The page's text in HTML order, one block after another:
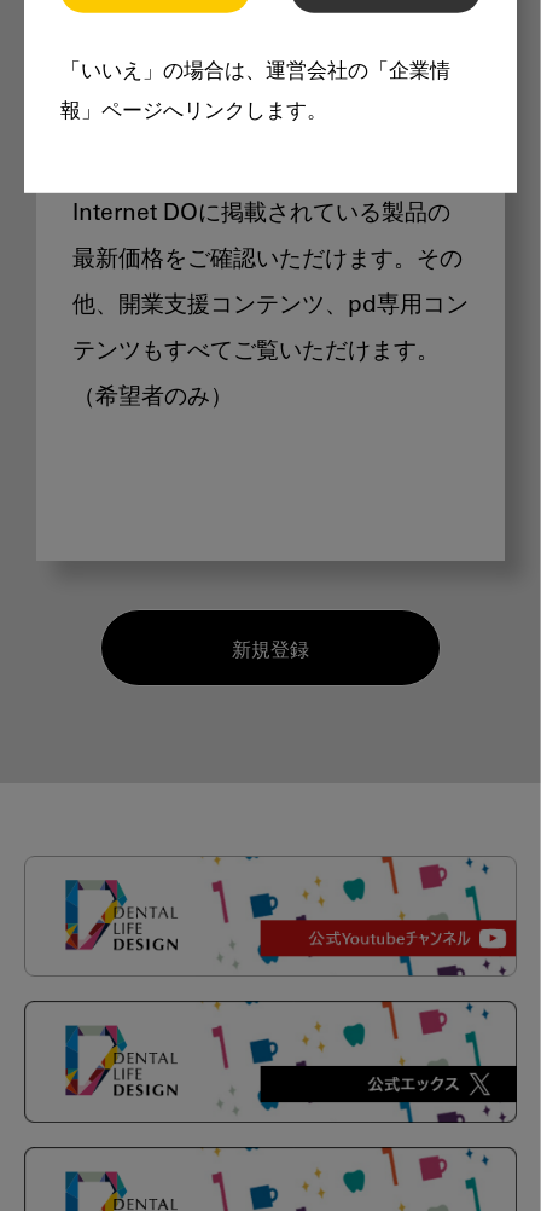
「いいえ」の場合は、運営会社の「企業情
報」ページへリンクします。
製品価格も閲覧可能
Internet DOに掲載されている製品の
最新価格をご確認いただけます。その
他、開業支援コンテンツ、pd専用コン
テンツもすべてご覧いただけます。
（希望者のみ）
新規登録